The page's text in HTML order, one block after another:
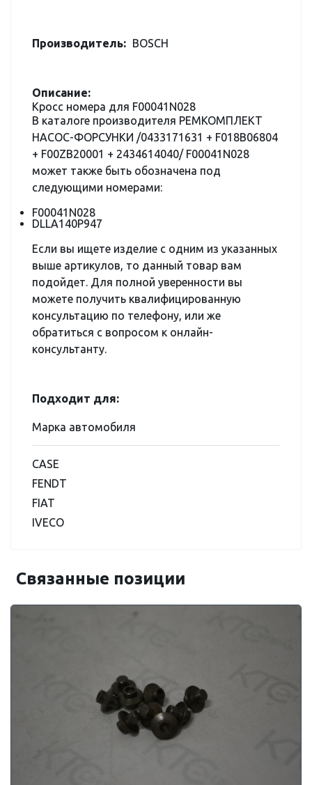
Производитель: BOSCH
Описание:
Кросс номера для F00041N028
В каталоге производителя РЕМКОМПЛЕКТ
НАСОС-ФОРСУНКИ /0433171631 + F018B06804
+ F00ZB20001 + 2434614040/ F00041N028
может также быть обозначена под
следующими номерами:
F00041N028
DLLA140P947
Если вы ищете изделие с одним из указанных
выше артикулов, то данный товар вам
подойдет. Для полной уверенности вы
можете получить квалифицированную
консультацию по телефону, или же
обратиться с вопросом к онлайн-
консультанту.
Подходит для:
Марка автомобиля
CASE
FENDT
FIAT
IVECO
Связанные позиции